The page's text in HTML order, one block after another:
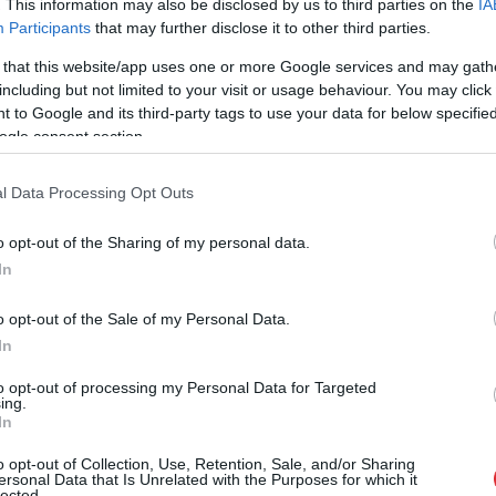
This information may also be disclosed by us to third parties on the
Participants that may further disclose it to other third parties.
that this website/app uses one or more Google services and may
but not limited to your visit or usage behaviour. You may
to Google and its third-party tags to use your data for below
consent section.
Data Processing Opt Outs
opt-out of the Sharing of my personal data.
opt-out of the Sale of my Personal Data.
opt-out of processing my Personal Data for Targeted
opt-out of Collection, Use, Retention, Sale, and/or Sharing
Data that Is Unrelated with the Purposes for which it
nav saistīts ar “Omniva”, un, nospiežot “saņemt
saistīta ar “Omniva”.
un informātikas institūta
ministrijas pakļautībā atbilstoši
uzdevumi ir uzturēt vienotu
darbību atainojumu, sniegt atbalstu
novēršanā Latvijas IP adrešu apgabalos